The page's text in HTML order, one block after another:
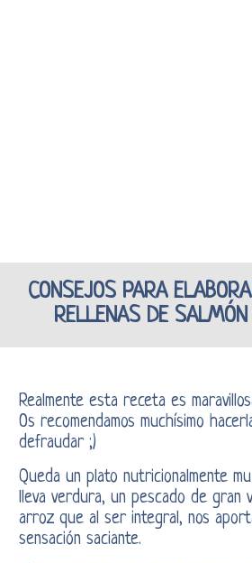
CONSEJOS PARA
RELLENAS DE SALMÓN
Realmente esta receta es
Os recomendamos muchísimo
defraudar ;)
Queda un plato nutricionalmente
lleva verdura, un pescado de gran
arroz que al ser integral, nos
sensación saciante.